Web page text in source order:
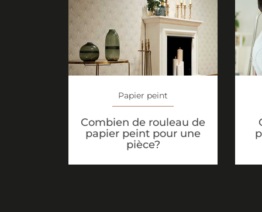
Papier peint
Combien de rouleau de
papier peint pour une
pièce?